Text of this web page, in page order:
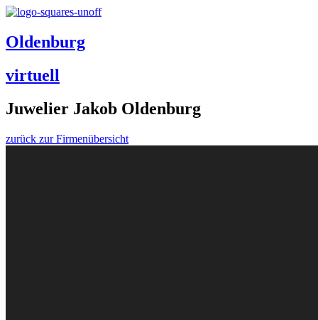
Oldenburg
virtuell
Juwelier Jakob Oldenburg
zurück zur Firmenübersicht